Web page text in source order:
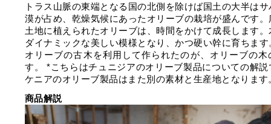
トラス山脈の東端となる国の北側を除けば国土の大半は
漠が占め、乾燥気候にあったオリーブの栽培が盛んです
土地に植えられたオリーブは、時間をかけて成長します
ダイナミックな美しい模様となり、かつ硬い幹に育ちま
オリーブの古木を利用して作られたのが、オリーブの木
す。 *こちらはチュニジアのオリーブ製品についての解説
ケニアのオリーブ製品はまた別の素材と生産地となります
商品解説